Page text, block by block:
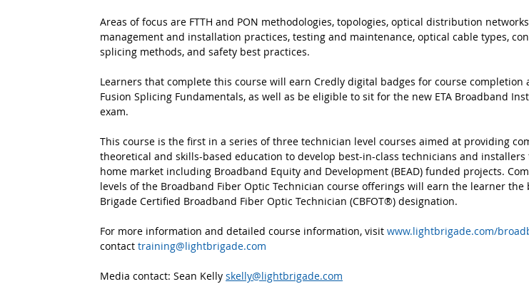
Areas of focus are FTTH and PON methodologies, topologies, optical distribution
management and installation practices, testing and maintenance, optical cable types,
splicing methods, and safety best practices.
Learners that complete this course will earn Credly digital badges for course completion
Fusion Splicing Fundamentals, as well as be eligible to sit for the new ETA Broadband
exam.
This course is the first in a series of three technician level courses aimed at providing
theoretical and skills-based education to develop best-in-class technicians and
home market including Broadband Equity and Development (BEAD) funded projects.
levels of the Broadband Fiber Optic Technician course offerings will earn the learner the
Brigade Certified Broadband Fiber Optic Technician (CBFOT®) designation.
For more information and detailed course information, visit www.lightbrigade.com/
contact training@lightbrigade.com
Media contact: Sean Kelly skelly@lightbrigade.com